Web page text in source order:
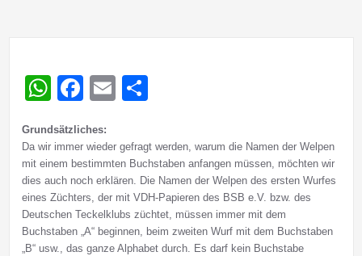
WhatsApp
Facebook
Email
Grundsätzliches:
Da wir immer wieder gefragt werden, warum die Namen der Welpen
mit einem bestimmten Buchstaben anfangen müssen, möchten wir
dies auch noch erklären. Die Namen der Welpen des ersten Wurfes
eines Züchters, der mit VDH-Papieren des BSB e.V. bzw. des
Deutschen Teckelklubs züchtet, müssen immer mit dem
Buchstaben „A“ beginnen, beim zweiten Wurf mit dem Buchstaben
„B“ usw., das ganze Alphabet durch. Es darf kein Buchstabe